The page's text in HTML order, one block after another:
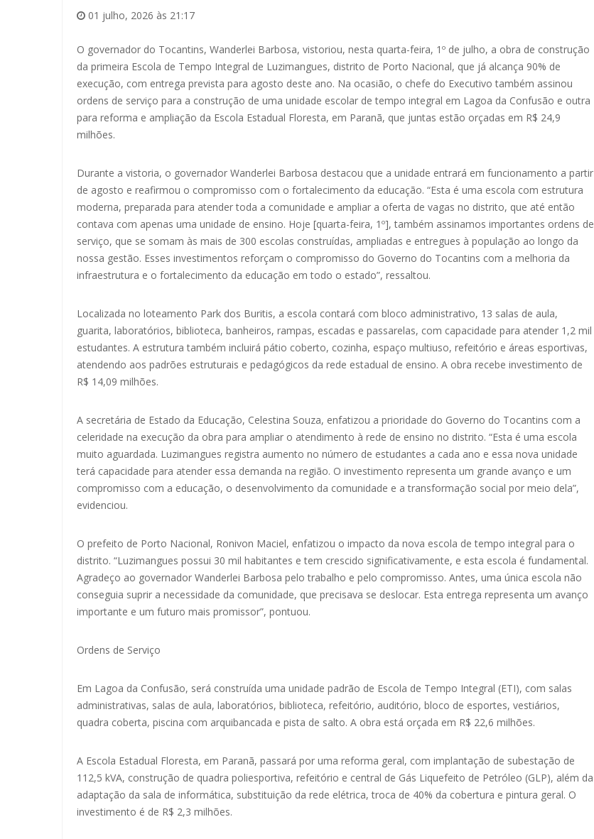
01 julho, 2026 às 21:17
O governador do Tocantins, Wanderlei Barbosa, vistoriou, nesta quarta-feira, 1º de julho, a obra de construção
da primeira Escola de Tempo Integral de Luzimangues, distrito de Porto Nacional, que já alcança 90% de
execução, com entrega prevista para agosto deste ano. Na ocasião, o chefe do Executivo também assinou
ordens de serviço para a construção de uma unidade escolar de tempo integral em Lagoa da Confusão e outra
para reforma e ampliação da Escola Estadual Floresta, em Paranã, que juntas estão orçadas em R$ 24,9
milhões.
Durante a vistoria, o governador Wanderlei Barbosa destacou que a unidade entrará em funcionamento a partir
de agosto e reafirmou o compromisso com o fortalecimento da educação. “Esta é uma escola com estrutura
moderna, preparada para atender toda a comunidade e ampliar a oferta de vagas no distrito, que até então
contava com apenas uma unidade de ensino. Hoje [quarta-feira, 1º], também assinamos importantes ordens de
serviço, que se somam às mais de 300 escolas construídas, ampliadas e entregues à população ao longo da
nossa gestão. Esses investimentos reforçam o compromisso do Governo do Tocantins com a melhoria da
infraestrutura e o fortalecimento da educação em todo o estado”, ressaltou.
Localizada no loteamento Park dos Buritis, a escola contará com bloco administrativo, 13 salas de aula,
guarita, laboratórios, biblioteca, banheiros, rampas, escadas e passarelas, com capacidade para atender 1,2 mil
estudantes. A estrutura também incluirá pátio coberto, cozinha, espaço multiuso, refeitório e áreas esportivas,
atendendo aos padrões estruturais e pedagógicos da rede estadual de ensino. A obra recebe investimento de
R$ 14,09 milhões.
A secretária de Estado da Educação, Celestina Souza, enfatizou a prioridade do Governo do Tocantins com a
celeridade na execução da obra para ampliar o atendimento à rede de ensino no distrito. “Esta é uma escola
muito aguardada. Luzimangues registra aumento no número de estudantes a cada ano e essa nova unidade
terá capacidade para atender essa demanda na região. O investimento representa um grande avanço e um
compromisso com a educação, o desenvolvimento da comunidade e a transformação social por meio dela”,
evidenciou.
O prefeito de Porto Nacional, Ronivon Maciel, enfatizou o impacto da nova escola de tempo integral para o
distrito. “Luzimangues possui 30 mil habitantes e tem crescido significativamente, e esta escola é fundamental.
Agradeço ao governador Wanderlei Barbosa pelo trabalho e pelo compromisso. Antes, uma única escola não
conseguia suprir a necessidade da comunidade, que precisava se deslocar. Esta entrega representa um avanço
importante e um futuro mais promissor”, pontuou.
Ordens de Serviço
Em Lagoa da Confusão, será construída uma unidade padrão de Escola de Tempo Integral (ETI), com salas
administrativas, salas de aula, laboratórios, biblioteca, refeitório, auditório, bloco de esportes, vestiários,
quadra coberta, piscina com arquibancada e pista de salto. A obra está orçada em R$ 22,6 milhões.
A Escola Estadual Floresta, em Paranã, passará por uma reforma geral, com implantação de subestação de
112,5 kVA, construção de quadra poliesportiva, refeitório e central de Gás Liquefeito de Petróleo (GLP), além da
adaptação da sala de informática, substituição da rede elétrica, troca de 40% da cobertura e pintura geral. O
investimento é de R$ 2,3 milhões.